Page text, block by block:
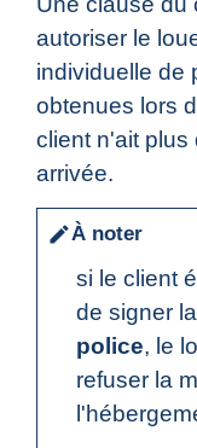
autoriser le
individuelle de
obtenues lors
client n'ait plus
arrivée.
editÀ noter
si le client
de signer la
police, le
refuser la